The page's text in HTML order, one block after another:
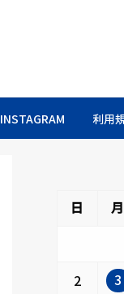
INSTAGRAM 利用
日
月
2
3